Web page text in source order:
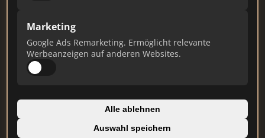
Marketing
Google Ads Remarketing. Ermöglicht relevante
Werbeanzeigen auf anderen Websites.
Alle ablehnen
Auswahl speichern
# MAKLER / FIRMA
1 immobilienscout24.de
Immobilienplattform
860